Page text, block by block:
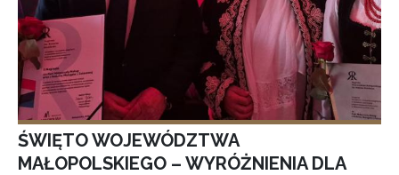
ŚWIĘTO WOJEWÓDZTWA
MAŁOPOLSKIEGO – WYRÓŻNIENIA DLA